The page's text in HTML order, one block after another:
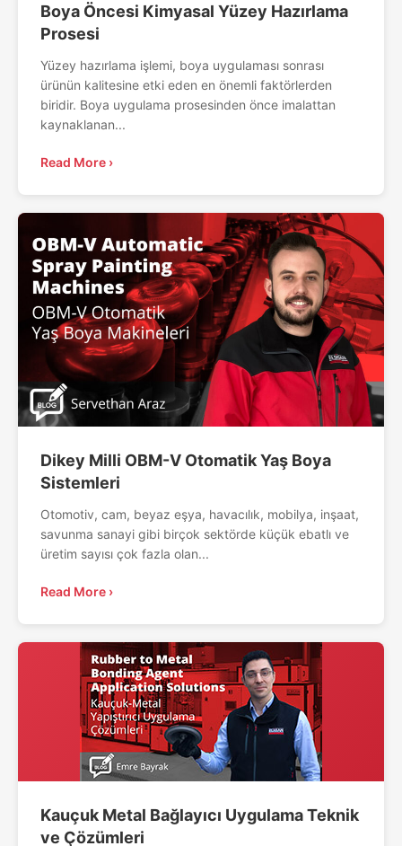
Boya Öncesi Kimyasal Yüzey Hazırlama
Prosesi
Yüzey hazırlama işlemi, boya uygulaması sonrası
ürünün kalitesine etki eden en önemli faktörlerden
biridir. Boya uygulama prosesinden önce imalattan
kaynaklanan...
Read More ›
Dikey Milli OBM-V Otomatik Yaş Boya
Sistemleri
Otomotiv, cam, beyaz eşya, havacılık, mobilya, inşaat,
savunma sanayi gibi birçok sektörde küçük ebatlı ve
üretim sayısı çok fazla olan...
Read More ›
Kauçuk Metal Bağlayıcı Uygulama Teknik
ve Çözümleri